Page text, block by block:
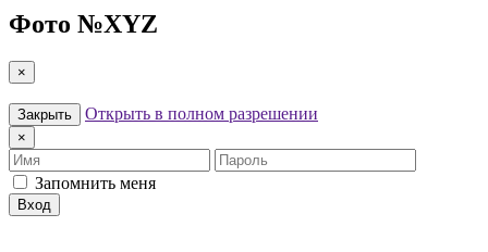
Фото №XYZ
×
Закрыть Открыть в полном разрешении
×
Имя
Пароль
Запомнить меня
Вход